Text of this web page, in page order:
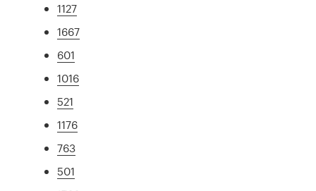
1127
1667
601
1016
521
1176
763
501